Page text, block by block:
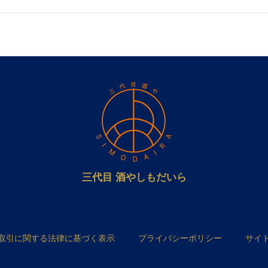
三代目 酒やしもだいら
引に関する法律に基づく表示 プライバシーポリシー サイ